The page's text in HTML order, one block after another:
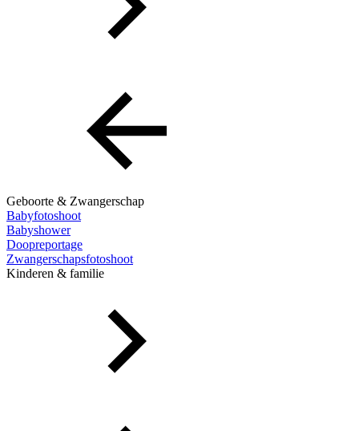
Geboorte & Zwangerschap
Babyfotoshoot
Babyshower
Doopreportage
Zwangerschapsfotoshoot
Kinderen & familie